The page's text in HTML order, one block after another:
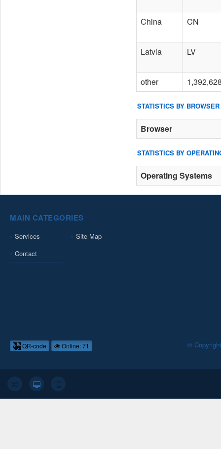
China CN
Latvia LV
other
STATISTICS BY BROWSER
Browser
STATISTICS BY
Operating Systems
MAIN CATEGORIES
Services
Site Map
Contact
QR-code Online: 71 ©